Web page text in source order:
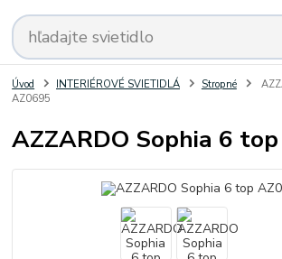
Úvod INTERIÉROVÉ SVIETIDLÁ Stropné
AZ0695
AZZARDO Sophia 6